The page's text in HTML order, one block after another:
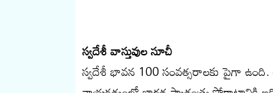
స్వదేశీ వాస్తువుల సూచీ
స్వదేశీ భావన 100 సంవత్సరాలకు పైగా